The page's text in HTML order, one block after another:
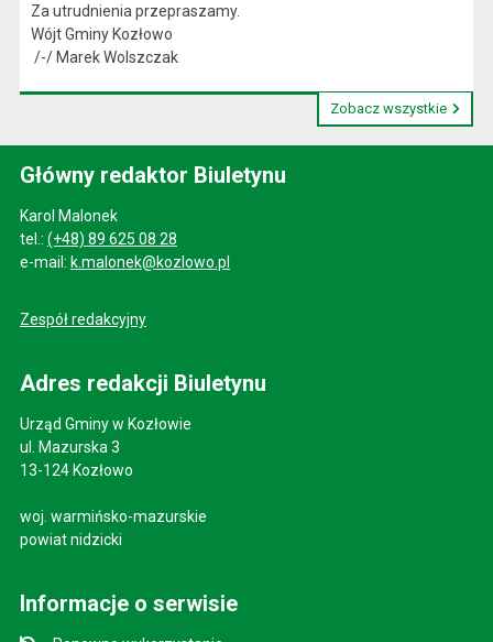
Za utrudnienia przepraszamy.
Wójt Gminy Kozłowo
/-/ Marek Wolszczak
Zobacz wszystkie
Główny redaktor Biuletynu
Karol Malonek
tel.: (+48) 89 625 08 28
e-mail: k.malonek@kozlowo.pl
Zespół redakcyjny
Adres redakcji Biuletynu
Urząd Gminy w Kozłowie
ul. Mazurska 3
13-124 Kozłowo
woj. warmińsko-mazurskie
powiat nidzicki
Informacje o serwisie